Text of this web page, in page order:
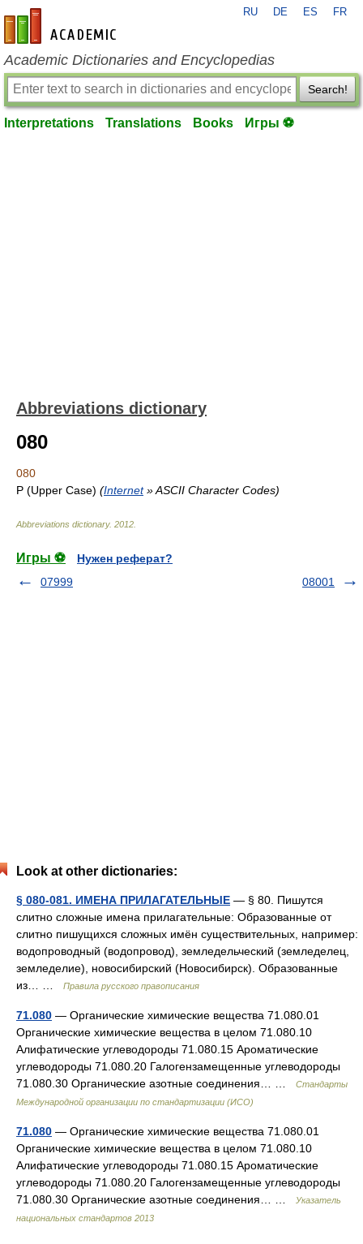
en-academic.com
RU DE ES FR
Academic Dictionaries and Encyclopedias
Search!
Interpretations Translations Books Игры ⚽
Abbreviations dictionary
080
080
P (Upper Case) (Internet» ASCII Character Codes)
Abbreviations dictionary. 2012
Игры ⚽
Нужен реферат?
07999
08001
Look at other dictionaries:
§ 080-081. ИМЕНА ПРИЛАГАТЕЛЬНЫЕ — § 80. Пишутся
слитно сложные имена прилагательные: Образованные от
слитно пишущихся сложных имён существительных, например:
водопроводный (водопровод), земледельческий (земледелец,
земледелие), новосибирский (Новосибирск). Образованные
из… …
Правила русского правописания
71.080 — Органические химические вещества 71.080.01
Органические химические вещества в целом 71.080.10
Алифатические углеводороды 71.080.15 Ароматические
углеводороды 71.080.20 Галогензамещенные углеводороды
71.080.30 Органические азотные соединения… …
Стандарты
Международной организации по стандартизации (ИСО)
71.080 — Органические химические вещества 71.080.01
Органические химические вещества в целом 71.080.10
Алифатические углеводороды 71.080.15 Ароматические
углеводороды 71.080.20 Галогензамещенные углеводороды
71.080.30 Органические азотные соединения… …
Указатель
национальных стандартов 2013